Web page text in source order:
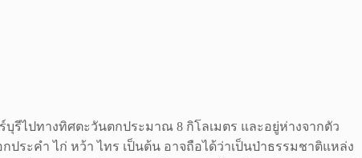
รีไปทางทิศตะวันตกประมาณ 8 กิโลเมตร และอยู่ห่างจากตัว
ระคำ ไก่ หว้า ไทร เป็นต้น อาจถือได้ว่าเป็นป่าธรรมชาติแหล่ง